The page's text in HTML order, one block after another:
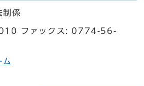
制係
ファックス: 0774-56-
ム